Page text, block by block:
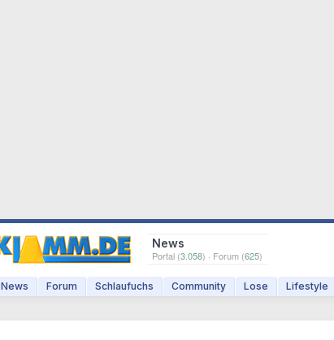
News
Portal (3.058) · Forum (625)
News Forum Schlaufuchs Community Lose Lifestyle